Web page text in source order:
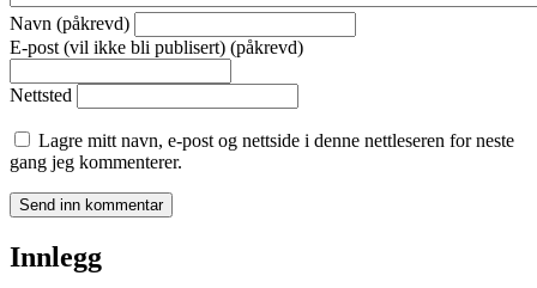
Navn (påkrevd)
E-post (vil ikke bli publisert) (påkrevd)
Nettsted
Lagre mitt navn, e-post og nettside i denne nettleseren for neste
gang jeg kommenterer.
Innlegg